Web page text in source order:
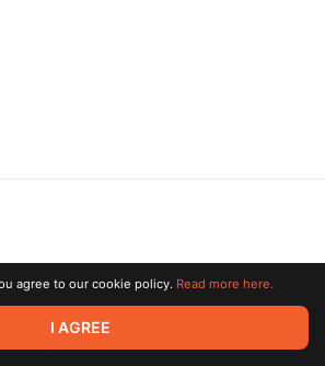
Limited. All rights reserved. All trademarks
respective owners.
agree to our cookie policy. Read more here.
I AGREE